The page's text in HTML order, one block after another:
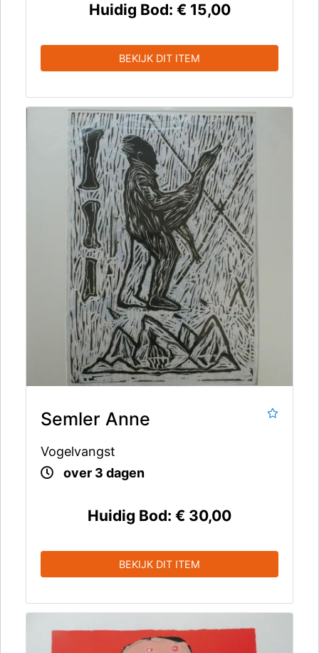
Huidig Bod: € 15,00
BEKIJK DIT ITEM
Semler Anne
Vogelvangst
over 3 dagen
Huidig Bod: € 30,00
BEKIJK DIT ITEM